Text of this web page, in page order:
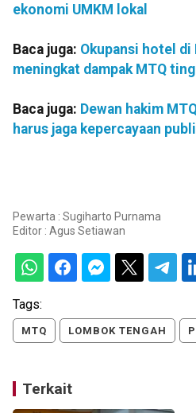
ekonomi UMKM lokal
Baca juga: Okupansi hotel di
meningkat dampak MTQ
Baca juga: Dewan hakim
harus jaga kepercayaan
Pewarta : Sugiharto Purnama
Editor : Agus Setiawan
Tags:
MTQ LOMBOK TENGAH
Terkait